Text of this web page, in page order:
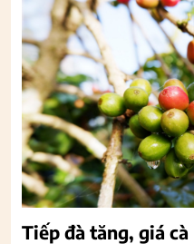
Tiếp đà tăng, giá